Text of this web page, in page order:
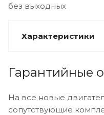
без выходных
Характеристики
Гарантийные
На все новые
сопутствующие